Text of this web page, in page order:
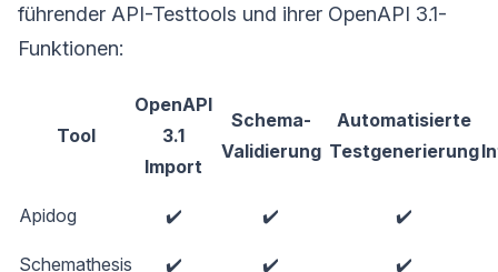
führender API-Testtools und ihrer OpenAPI 3.1-
Funktionen:
Tool
OpenAPI
3.1
Import
Schema-
Validierung
Automatisierte
Testgenerierung
Apidog ✔️ ✔️ ✔️
Schemathesis ✔️ ✔️ ✔️